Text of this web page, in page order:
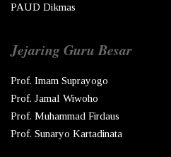
PAUD Dikmas
Jejaring Guru Besar
Prof. Imam Suprayogo
Prof. Jamal Wiwoho
Prof. Muhammad Firdaus
Prof. Sunaryo Kartadinata